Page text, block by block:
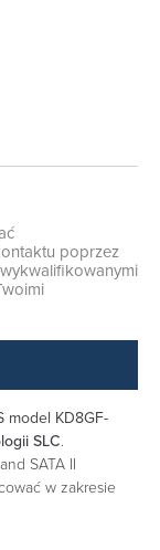
poprzez
model KD8GF-
SLC.
SATA II
w zakresie